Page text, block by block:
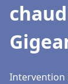
Intervention